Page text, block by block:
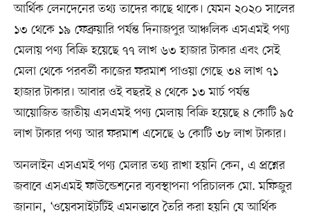
আর্থিক লেনদেনের তথ্য তাদের কাছে থাকে। যেমন ২০২০ সালের
১৩ থেকে ১৯ ফেব্রুয়ারি পর্যন্ত দিনাজপুর আঞ্চলিক এসএমই পণ্য
মেলায় পণ্য বিক্রি হয়েছে ৭৭ লাখ ৬৩ হাজার টাকার এবং সেই
মেলা থেকে পরবর্তী কাজের ফরমাশ পাওয়া গেছে ৩৪ লাখ ৭১
হাজার টাকার। আবার ওই বছরই ৪ থেকে ১৩ মার্চ পর্যন্ত
আয়োজিত জাতীয় এসএমই পণ্য মেলায় বিক্রি হয়েছে ৪ কোটি ৯৫
লাখ টাকার পণ্য আর ফরমাশ এসেছে ৬ কোটি ৩৮ লাখ টাকার।
অনলাইন এসএমই পণ্য মেলার তথ্য রাখা হয়নি কেন, এ প্রশ্নের
জবাবে এসএমই ফাউন্ডেশনের ব্যবস্থাপনা পরিচালক মো. মফিজুর
জানান, ‘ওয়েবসাইটটিই এমনভাবে তৈরি করা হয়নি যে আর্থিক